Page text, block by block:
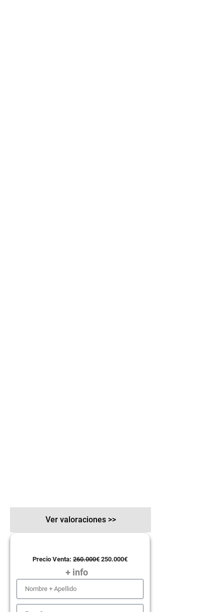
Ver valoraciones >>
Precio Venta: 260.000€ 250.000€
+ info